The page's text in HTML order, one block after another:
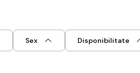
Sex Disponibilitate